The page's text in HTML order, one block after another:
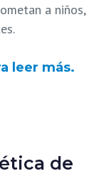
a niños,
leer más.
de